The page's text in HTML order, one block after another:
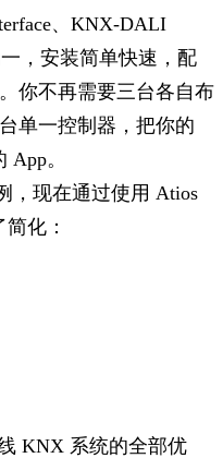
、KNX-DALI
，安装简单快速，配
你不再需要三台各自布
单一控制器，把你的
。
，现在通过使用 Atios
化：
KNX 系统的全部优